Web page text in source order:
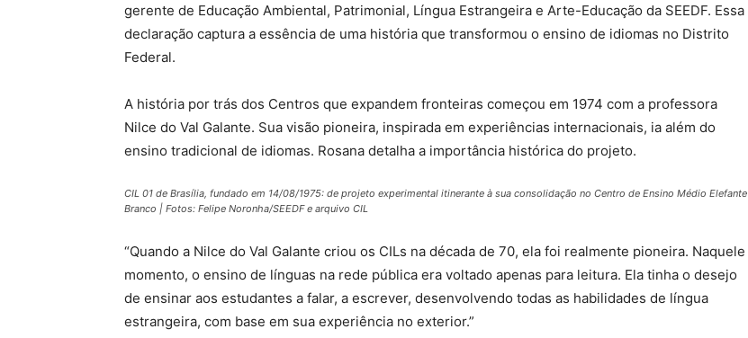
gerente de Educação Ambiental, Patrimonial, Língua Estrangeira e Arte-Educação da SEEDF. Essa
declaração captura a essência de uma história que transformou o ensino de idiomas no Distrito
Federal.
A história por trás dos Centros que expandem fronteiras começou em 1974 com a professora
Nilce do Val Galante. Sua visão pioneira, inspirada em experiências internacionais, ia além do
ensino tradicional de idiomas. Rosana detalha a importância histórica do projeto.
CIL 01 de Brasília, fundado em 14/08/1975: de projeto experimental itinerante à sua consolidação no Centro de Ensino Médio Elefante
Branco | Fotos: Felipe Noronha/SEEDF e arquivo CIL
“Quando a Nilce do Val Galante criou os CILs na década de 70, ela foi realmente pioneira. Naquele
momento, o ensino de línguas na rede pública era voltado apenas para leitura. Ela tinha o desejo
de ensinar aos estudantes a falar, a escrever, desenvolvendo todas as habilidades de língua
estrangeira, com base em sua experiência no exterior.”